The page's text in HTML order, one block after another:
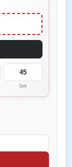
45
Sek